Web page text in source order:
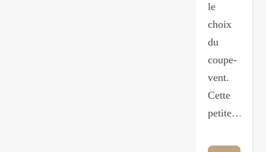
le
choix
du
coupe-
vent.
Cette
petite…